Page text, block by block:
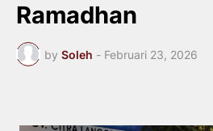
Ramadhan
by Soleh - Februari 23, 2026